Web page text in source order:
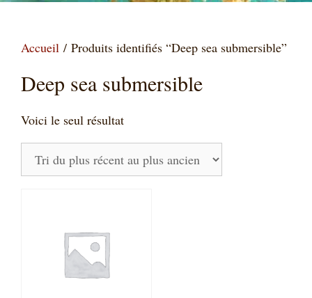
Accueil / Produits identifiés “Deep sea submersible”
Deep sea submersible
Voici le seul résultat